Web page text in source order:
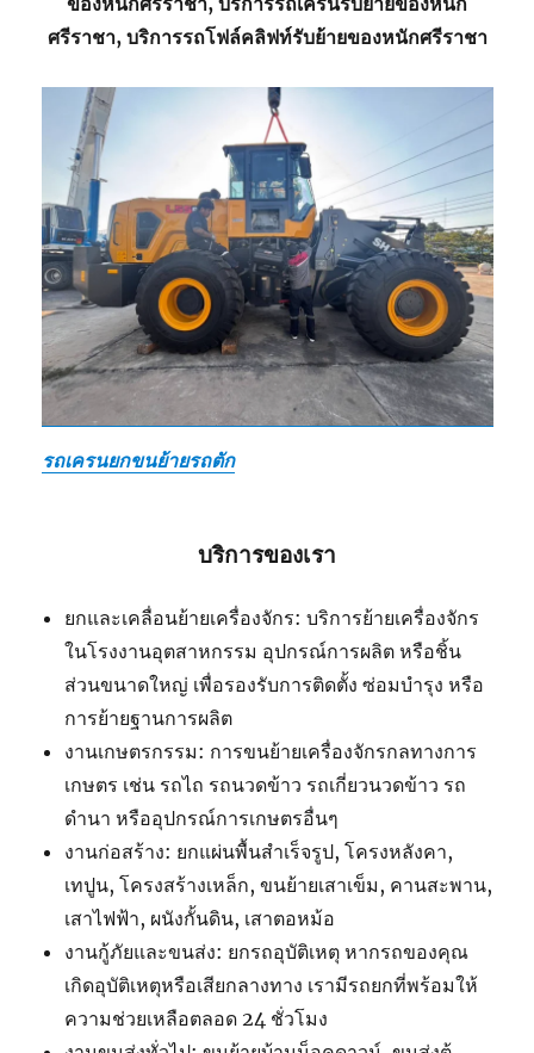
ศรีราชา, บริการรถโฟล์คลิฟท์รับย้ายของหนักศรีราชา
รถเครนยกขนย้ายรถตัก
บริการของเรา
ยกและเคลื่อนย้ายเครื่องจักร: บริการย้ายเครื่องจักร
ในโรงงานอุตสาหกรรม อุปกรณ์การผลิต หรือชิ้น
ส่วนขนาดใหญ่ เพื่อรองรับการติดตั้ง ซ่อมบำรุง หรือ
การย้ายฐานการผลิต
งานเกษตรกรรม: การขนย้ายเครื่องจักรกลทางการ
เกษตร เช่น รถไถ รถนวดข้าว รถเกี่ยวนวดข้าว รถ
ดำนา หรืออุปกรณ์การเกษตรอื่นๆ
งานก่อสร้าง: ยกแผ่นพื้นสำเร็จรูป, โครงหลังคา,
เทปูน, โครงสร้างเหล็ก, ขนย้ายเสาเข็ม, คานสะพาน,
เสาไฟฟ้า, ผนังกั้นดิน, เสาตอหม้อ
งานกู้ภัยและขนส่ง: ยกรถอุบัติเหตุ หากรถของคุณ
เกิดอุบัติเหตุหรือเสียกลางทาง เรามีรถยกที่พร้อมให้
ความช่วยเหลือตลอด 24 ชั่วโมง